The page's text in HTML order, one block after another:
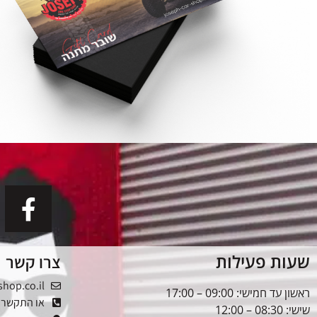
שעות פעילות
ראשון עד חמישי: 09:00 – 17:00
שישי: 08:30 – 12:00
צרו קשר
או התקשרו: 03-